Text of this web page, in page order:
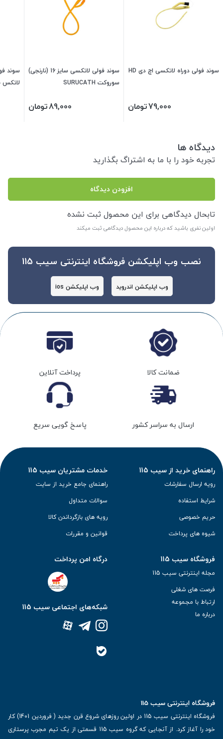
سوند فولی دوراه لاتکسی اچ دی HD
79,000تومان
سوند فولی لاتکسی سایز 16 (نارنجی)
سوروکت SURUCATH
89,000تومان
سوند
لاتکس
دیدگاه ها
تجربه خود را با ما به اشتراگ بگذارید
افزودن دیدگاه
تابحال دیدگاهی برای این محصول ثبت نشده
اولین نفری باشید که درباره این محصول دیدگاهی ثبت میکند
نصب وب اپلیکشن فروشگاه اینترنتی سیب 115
وب اپلیکشن اندروید وب اپلیکشن ios
ضمانت کالا پرداخت آنلاین
ارسال به سراسر کشور پاسخ گویی سریع
راهنمای خرید از سیب 115
رویه ارسال سفارشات
شرایط استفاده
حریم خصوصی
شیوه های پرداخت
خدمات مشتریان سیب 115
راهنمای جامع خرید از سایت
سوالات متداول
رویه های بازگرداندن کالا
قوانین و مقررات
فروشگاه سیب 115
مجله اینترنتی سیب 115
فرصت های شغلی
ارتباط با مجموعه
درباره ما
درگاه امن پرداخت
شبکه‌های اجتماعی سیب 115
فروشگاه اینترنتی سیب 115
فروشگاه اینترنتی سیب 115 در اولین روزهای شروع قرن جدید ( فروردین 1401) کار
خود را آغاز کرد. از آنجایی که گروه سیب 115 قسمتی از یک تیم مجرب پرستاری